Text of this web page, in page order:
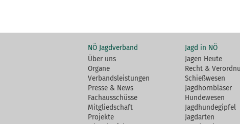
NÖ Jagdverband
Über uns
Organe
Verbandsleistungen
Presse & News
Fachausschüsse
Mitgliedschaft
Projekte
Jagd in NÖ
Jagen Heute
Recht &
Schießwesen
Jagdhornbläser
Hundewesen
Jagdhundegipfel
Jagdarten